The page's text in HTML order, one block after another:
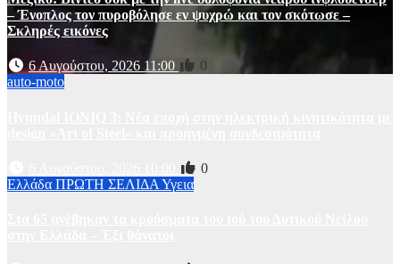
– Ένοπλος τον πυροβόλησε εν ψυχρώ και τον σκότωσε –
Σκληρές εικόνες
6 Αυγούστου, 2026 11:00
0
auto-moto
0
Ελλάδα ΠΡΩΤΗ ΣΕΛΙΔΑ Υγεια